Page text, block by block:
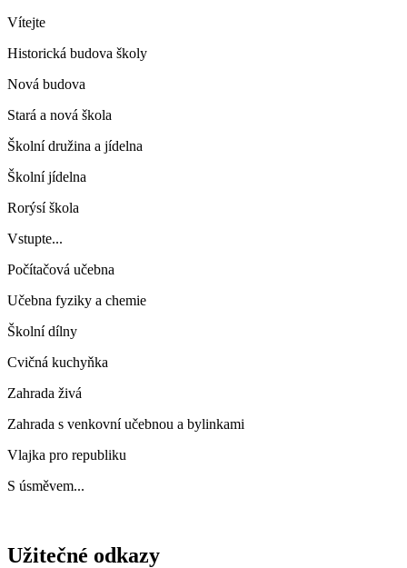
Vítejte
Historická budova školy
Nová budova
Stará a nová škola
Školní družina a jídelna
Školní jídelna
Rorýsí škola
Vstupte...
Počítačová učebna
Učebna fyziky a chemie
Školní dílny
Cvičná kuchyňka
Zahrada živá
Zahrada s venkovní učebnou a bylinkami
Vlajka pro republiku
S úsměvem...
Užitečné odkazy